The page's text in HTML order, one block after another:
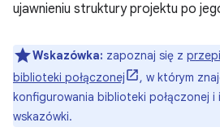
ujawnieniu struktury projektu po
Wskazówka: zapoznaj się z
biblioteki połączonej
, w którym
konfigurowania biblioteki połączonej i
wskazówki.